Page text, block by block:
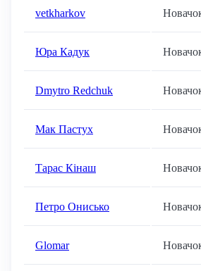
vetkharkov
Юра Кадук
Dmytro Redchuk
Мак Пастух
Тарас Кінаш
Петро Онисько
Glomar